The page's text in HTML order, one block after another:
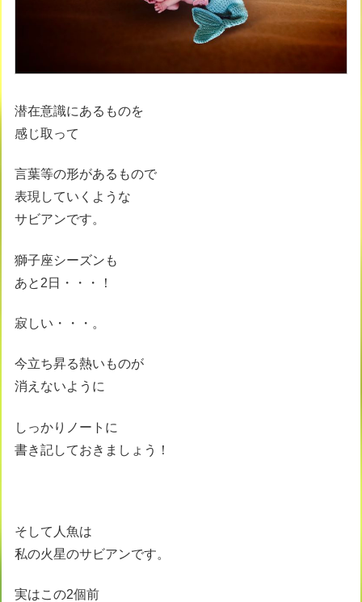
潜在意識にあるものを
感じ取って
言葉等の形があるもので
表現していくような
サビアンです。
獅子座シーズンも
あと2日・・・！
寂しい・・・。
今立ち昇る熱いものが
消えないように
しっかりノートに
書き記しておきましょう！
そして人魚は
私の火星のサビアンです。
実はこの2個前